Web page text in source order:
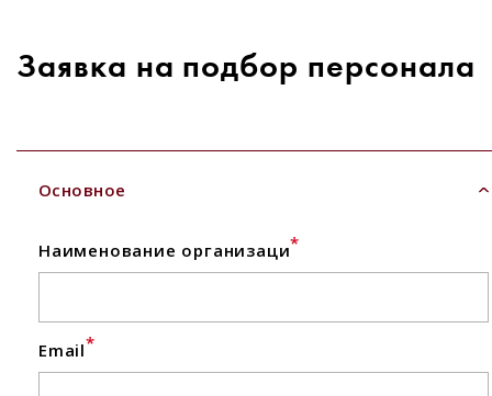
Заявка на подбор персонала
Основное
Наименование организаци*
Email*